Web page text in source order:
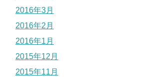
2016年3月
2016年2月
2016年1月
2015年12月
2015年11月